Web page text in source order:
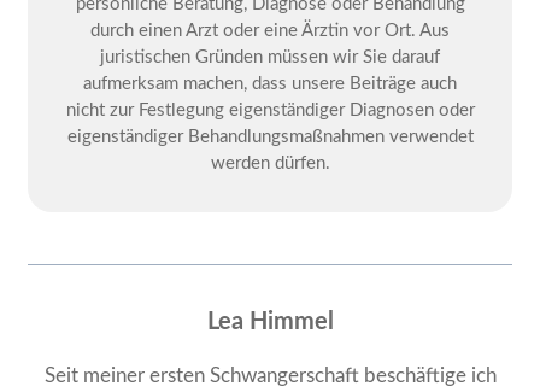
persönliche Beratung, Diagnose oder Behandlung
durch einen Arzt oder eine Ärztin vor Ort. Aus
juristischen Gründen müssen wir Sie darauf
aufmerksam machen, dass unsere Beiträge auch
nicht zur Festlegung eigenständiger Diagnosen oder
eigenständiger Behandlungsmaßnahmen verwendet
werden dürfen.
Lea Himmel
Seit meiner ersten Schwangerschaft beschäftige ich